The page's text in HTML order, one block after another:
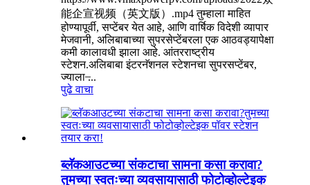
能企宣视频（英文版）.mp4 तुम्हाला माहित
होण्यापूर्वी, सप्टेंबर येत आहे, आणि वार्षिक विदेशी व्यापार
मेजवानी, अलिबाबाच्या सुपरसेप्टेंबरला एक आठवड्यापेक्षा
कमी कालावधी झाला आहे. आंतरराष्ट्रीय
स्टेशन.अलिबाबा इंटरनॅशनल स्टेशनचा सुपरसप्टेंबर,
ज्याला ̶...
पुढे वाचा
ब्लॅकआउटच्या संकटाचा सामना कसा करावा?
तुमच्या स्वतःच्या व्यवसायासाठी फोटोव्होल्टेइक